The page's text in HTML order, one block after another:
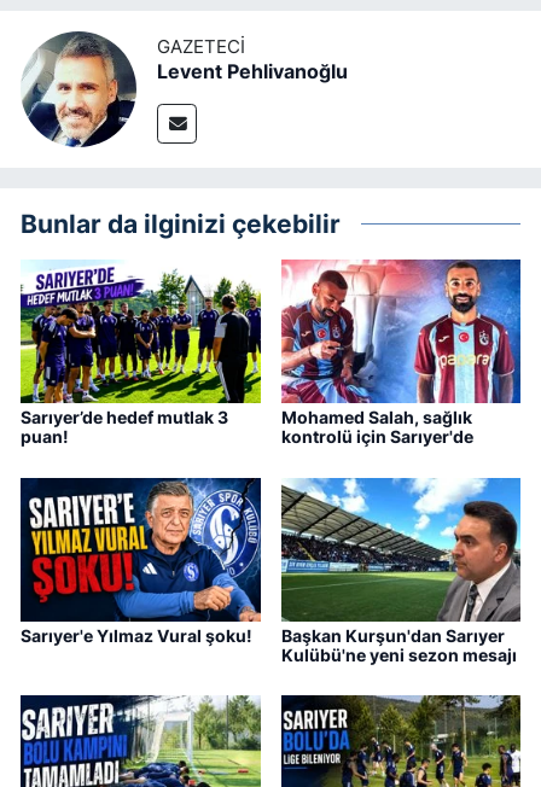
GAZETECI
Levent Pehlivanoğlu
Bunlar da ilginizi çekebilir
Sarıyer’de hedef mutlak 3
puan!
Mohamed Salah, sağlık
kontrolü için Sarıyer'de
Sarıyer'e Yılmaz Vural şoku!
Başkan Kurşun'dan Sarıyer
Kulübü'ne yeni sezon mesajı